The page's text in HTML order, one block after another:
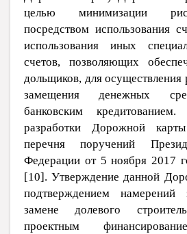
целью минимизации
посредством использования
использования иных
счетов, позволяющих
дольщиков, для
замещения денежных
банковским
разработки Дорожной
перечня поручений
Федерации от 5 ноября 2017
[10]. Утверждение данной
подтверждением намерений
замене долевого
проектным